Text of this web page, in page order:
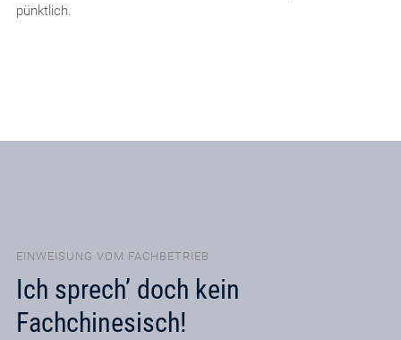
pünktlich.
EINWEISUNG VOM FACHBETRIEB
Ich sprech’ doch kein
Fachchinesisch!